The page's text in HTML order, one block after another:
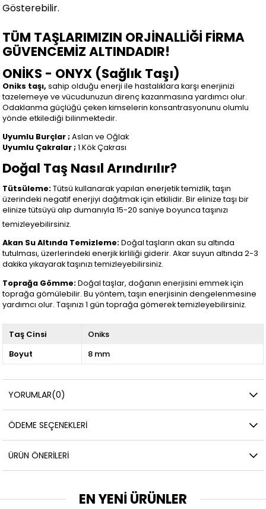
Gösterebilir.
TÜM TAŞLARIMIZIN ORJİNALLİĞİ FİRMA
GÜVENCEMİZ ALTINDADIR!
ONİKS - ONYX (Sağlık Taşı)
Oniks taşı,sahip olduğu enerji ile hastalıklara karşı enerjinizi
tazelemeye ve vücudunuzun direnç kazanmasına yardımcı olur.
Odaklanma güçlüğü çeken kimselerin konsantrasyonunu olumlu
yönde etkilediği bilinmektedir.
Uyumlu Burçlar ;Aslan ve Oğlak
Uyumlu Çakralar ;1.Kök Çakrası
Doğal Taş Nasıl Arındırılır?
Tütsüleme:Tütsü kullanarak yapılan enerjetik temizlik, taşın
üzerindeki negatif enerjiyi dağıtmak için etkilidir. Bir elinize taşı bir
elinize tütsüyü alıp dumanıyla 15-20 saniye boyunca taşınızı
temizleyebilirsiniz.
Akan Su Altında Temizleme:Doğal taşların akan su altında
tutulması, üzerlerindeki enerjik kirliliği giderir. Akar suyun altında 2-3
dakika yıkayarak taşınızı temizleyebilirsiniz.
Toprağa Gömme:Doğal taşlar, doğanın enerjisini emmek için
toprağa gömülebilir. Bu yöntem, taşın enerjisinin dengelenmesine
yardımcı olur. Taşınızı 1 gün toprağa gömerek temizleyebilirsiniz.
Taş Cinsi
Oniks
Boyut
8 mm
YORUMLAR(0)
ÖDEME SEÇENEKLERI
ÜRÜN ÖNERILERI
EN YENİ ÜRÜNLER